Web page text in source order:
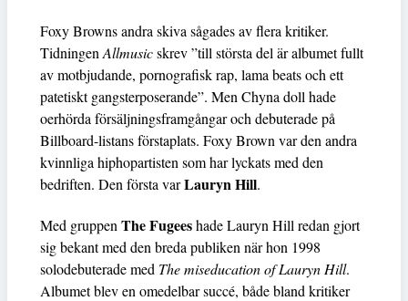
Foxy Browns andra skiva sågades av flera kritiker.
Tidningen Allmusicskrev ”till största del är albumet fullt
av motbjudande, pornografisk rap, lama beats och ett
patetiskt gangsterposerande”. Men Chyna doll hade
oerhörda försäljningsframgångar och debuterade på
Billboard-listans förstaplats. Foxy Brown var den andra
kvinnliga hiphopartisten som har lyckats med den
bedriften. Den första varLauryn Hill.
Med gruppen The Fugeeshade Lauryn Hill redan gjort
sig bekant med den breda publiken när hon 1998
solodebuterade med The miseducation of Lauryn Hill.
Albumet blev en omedelbar succé, både bland kritiker